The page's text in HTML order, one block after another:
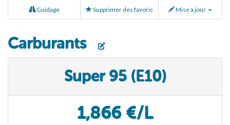
Guidage Supprimer des favoris Mise à jour
Carburants
Super 95 (E10)
1,866 €/L